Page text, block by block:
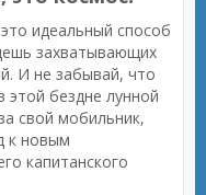
идеальный способ
захватывающих
И не забывай, что
бездне лунной
свой мобильник,
к новым
капитанского